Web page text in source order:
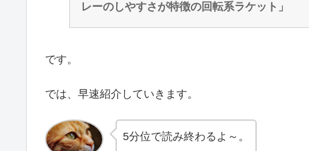
レーのしやすさが特徴の回転系ラケット」
です。
では、早速紹介していきます。
5分位で読み終わるよ～。